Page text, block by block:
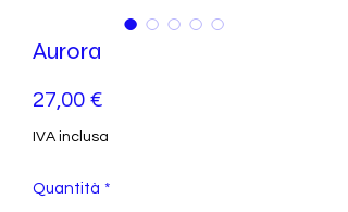
Aurora
27,00 €Prezzo
IVA inclusa
Quantità *